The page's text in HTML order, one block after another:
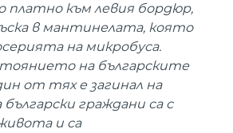
към левия бордюр,
в мантинелата, която
на микробуса.
на българските
от тях е загинал на
граждани са с
и са